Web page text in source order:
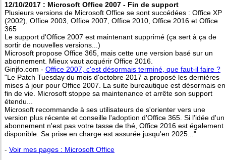
12/10/2017 : Microsoft Office 2007 - Fin de support
Plusieurs versions de Microsoft Office se sont succédées : Office XP
(2002), Office 2003, Office 2007, Office 2010, Office 2016 et Office
365
Le support d'Office 2007 est maintenant supprimé (ça sert à ça de
sortir de nouvelles versions...)
Microsoft propose Office 365, mais cette une version basé sur un
abonnement. Mieux vaut acquérir Office 2016.
Ginjfo.com - Office 2007, c'est désormais terminé, que faut-il faire ?
"Le Patch Tuesday du mois d'octobre 2017 a proposé les dernières
mises à jour pour Office 2007. La suite bureautique est désormais en
fin de vie. Microsoft stoppe sa maintenance et arrête son support
étendu...
Microsoft recommande à ses utilisateurs de s'orienter vers une
version plus récente et conseille l'adoption d'Office 365. Si l'idée d'un
abonnement n'est pas votre tasse de thé, Office 2016 est également
disponible. Sa prise en charge est assurée jusqu'en 2025..."
- Voir mes pages : Microsoft Office